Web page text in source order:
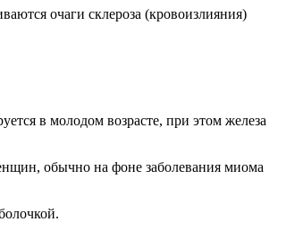
очаги склероза (кровоизлияния)
в молодом возрасте, при этом железа
обычно на фоне заболевания миома